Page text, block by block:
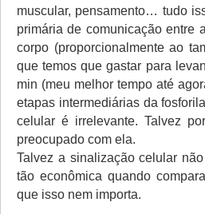
muscular, pensamento… tudo
primária de comunicação entre
corpo (proporcionalmente ao
que temos que gastar para
min (meu melhor tempo até
etapas intermediárias da
celular é irrelevante. Talvez
preocupado com ela.
Talvez a sinalização celular
tão econômica quando
que isso nem importa.